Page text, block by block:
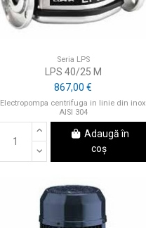
Seria LPS
LPS 40/25 M
867,00 €
Electropompa centrifuga in linie din inox
AISI 304
Adaugă în
coș